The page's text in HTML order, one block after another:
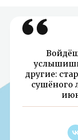
услышишь
другие:
сушёного